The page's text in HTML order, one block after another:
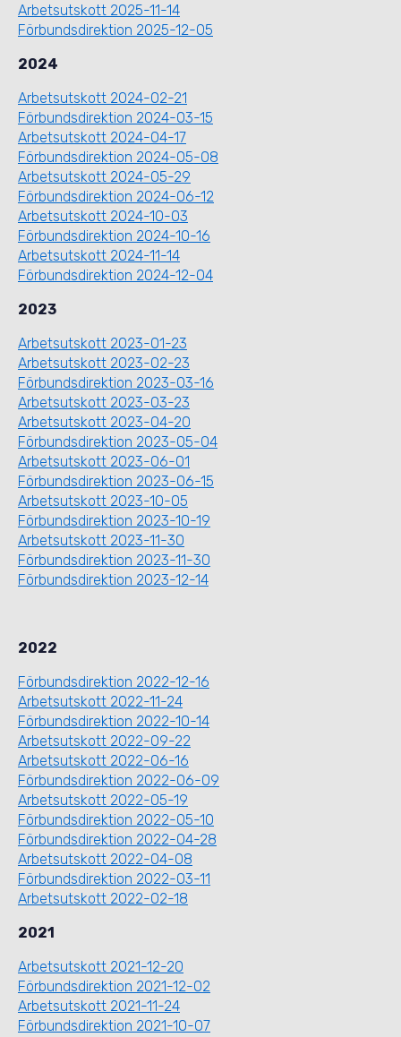
Arbetsutskott 2025-11-14
Förbundsdirektion 2025-12-05
2024
Arbetsutskott 2024-02-21
Förbundsdirektion 2024-03-15
Arbetsutskott 2024-04-17
Förbundsdirektion 2024-05-08
Arbetsutskott 2024-05-29
Förbundsdirektion 2024-06-12
Arbetsutskott 2024-10-03
Förbundsdirektion 2024-10-16
Arbetsutskott 2024-11-14
Förbundsdirektion 2024-12-04
2023
Arbetsutskott 2023-01-23
Arbetsutskott 2023-02-23
Förbundsdirektion 2023-03-16
Arbetsutskott 2023-03-23
Arbetsutskott 2023-04-20
Förbundsdirektion 2023-05-04
Arbetsutskott 2023-06-01
Förbundsdirektion 2023-06-15
Arbetsutskott 2023-10-05
Förbundsdirektion 2023-10-19
Arbetsutskott 2023-11-30
Förbundsdirektion 2023-11-30
Förbundsdirektion 2023-12-14
2022
Förbundsdirektion 2022-12-16
Arbetsutskott 2022-11-24
Förbundsdirektion 2022-10-14
Arbetsutskott 2022-09-22
Arbetsutskott 2022-06-16
Förbundsdirektion 2022-06-09
Arbetsutskott 2022-05-19
Förbundsdirektion 2022-05-10
Förbundsdirektion 2022-04-28
Arbetsutskott 2022-04-08
Förbundsdirektion 2022-03-11
Arbetsutskott 2022-02-18
2021
Arbetsutskott 2021-12-20
Förbundsdirektion 2021-12-02
Arbetsutskott 2021-11-24
Förbundsdirektion 2021-10-07